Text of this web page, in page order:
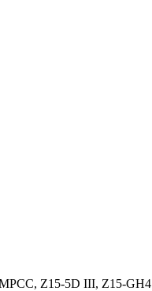
Z15-5D III, Z15-GH4